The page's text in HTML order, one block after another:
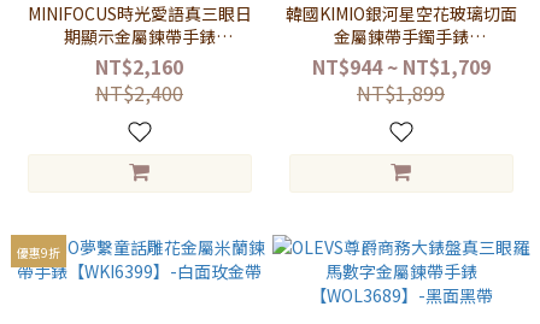
MINIFOCUS時光愛語真三眼日
期顯示金屬鍊帶手錶
【WMF0470】-黑面黑帶
NT$2,160
NT$2,400
韓國KIMIO銀河星空花玻璃切面
金屬鍊帶手鐲手錶
【WKI6300】-粉面粉帶
NT$944 ~ NT$1,709
NT$1,899
優惠9折